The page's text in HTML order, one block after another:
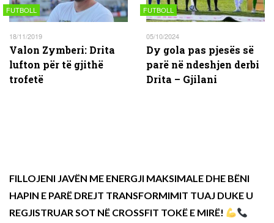
FUTBOLL
18/11/2019
Valon Zymberi: Drita
lufton për të gjithë
trofetë
FUTBOLL
05/10/2024
Dy gola pas pjesës së
parë në ndeshjen derbi
Drita – Gjilani
FILLOJENI JAVËN ME ENERGJI MAKSIMALE DHE BËNI
HAPIN E PARË DREJT TRANSFORMIMIT TUAJ DUKE U
REGJISTRUAR SOT NË CROSSFIT TOKË E MIRË!